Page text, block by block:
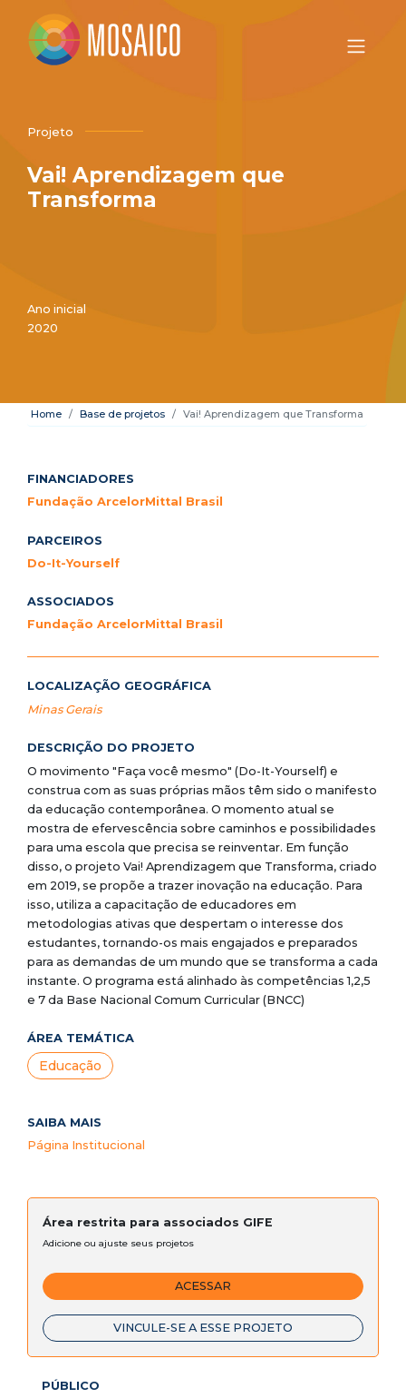
Projeto
Vai! Aprendizagem que
Transforma
Ano inicial
2020
Home Base de projetos Vai! Aprendizagem que Transforma
FINANCIADORES
Fundação ArcelorMittal Brasil
PARCEIROS
Do-It-Yourself
ASSOCIADOS
Fundação ArcelorMittal Brasil
LOCALIZAÇÃO GEOGRÁFICA
Minas Gerais
DESCRIÇÃO DO PROJETO
O movimento "Faça você mesmo" (Do-It-Yourself) e
construa com as suas próprias mãos têm sido o manifesto
da educação contemporânea. O momento atual se
mostra de efervescência sobre caminhos e possibilidades
para uma escola que precisa se reinventar. Em função
disso, o projeto Vai! Aprendizagem que Transforma, criado
em 2019, se propõe a trazer inovação na educação. Para
isso, utiliza a capacitação de educadores em
metodologias ativas que despertam o interesse dos
estudantes, tornando-os mais engajados e preparados
para as demandas de um mundo que se transforma a cada
instante. O programa está alinhado às competências 1,2,5
e 7 da Base Nacional Comum Curricular (BNCC)
ÁREA TEMÁTICA
Educação
SAIBA MAIS
Página Institucional
Área restrita para associados GIFE
Adicione ou ajuste seus projetos
ACESSAR
VINCULE-SE A ESSE PROJETO
PÚBLICO